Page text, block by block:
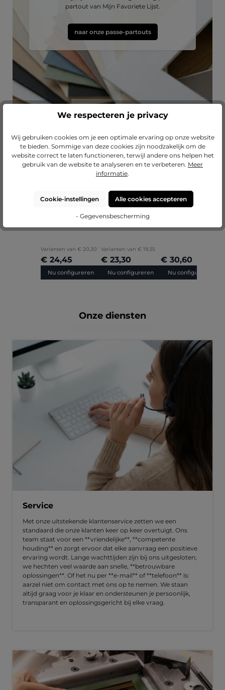
partout van Mijn Favoriete Lijst.
naar onze passe-partouts
Productgalerij overslaan
Lass dich inspirieren
Gemiddelde waardering van 4.67 van 5 sterren
Varianten van € 20,30
€ 24,45
Nu configureren
Gemiddelde waardering van 5 van 5
Varianten van € 19,35
€ 23,30
Nu configureren
Gemiddelde
(1)
afstandsleiste
€ 30,60
Nu configureren
Onze diensten
Service
Met onze uitstekende klantenservice zetten we een
standaard die onze klanten keer op keer overtuigt. Ons
team staat voor een **vriendelijke**, **competente
houding** en zorgt ervoor dat elke aanvraag een positieve
ervaring wordt. Lange wachttijden zijn bij ons uitgesloten;
we hechten veel waarde aan snelle, **betrouwbare
oplossingen**. Of het nu per **e-mail** of **telefoon** is:
aarzel niet om contact met ons op te nemen. We staan
altijd graag voor je klaar en ondersteunen je persoonlijk,
transparant en oplossingsgericht bij elke vraag.
We respecteren je privacy
Wij gebruiken cookies om je een optimale ervaring op onze website
te bieden. Sommige van deze cookies zijn noodzakelijk om de
website correct te laten functioneren, terwijl andere ons helpen het
gebruik van de website te analyseren en te verbeteren. Meer
informatie.
Cookie-instellingen Alle cookies accepteren
- Gegevensbescherming